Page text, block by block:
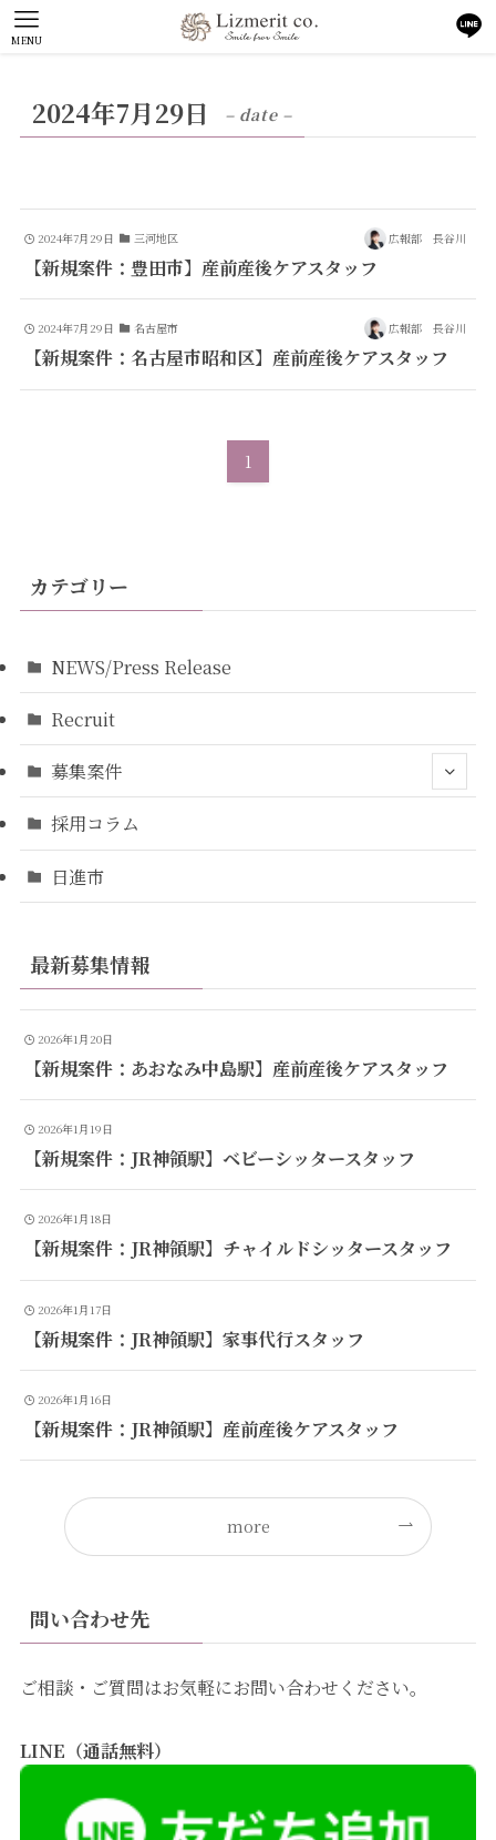
MENU
2024年7月29日 – date –
2024年7月29日 三河地区 広報部 長谷川
【新規案件：豊田市】産前産後ケアスタッフ
2024年7月29日 名古屋市 広報部 長谷川
【新規案件：名古屋市昭和区】産前産後ケアスタッフ
1
カテゴリー
NEWS/Press Release
Recruit
募集案件
採用コラム
日進市
最新募集情報
2026年1月20日
【新規案件：あおなみ中島駅】産前産後ケアスタッフ
2026年1月19日
【新規案件：JR神領駅】ベビーシッタースタッフ
2026年1月18日
【新規案件：JR神領駅】チャイルドシッタースタッフ
2026年1月17日
【新規案件：JR神領駅】家事代行スタッフ
2026年1月16日
【新規案件：JR神領駅】産前産後ケアスタッフ
more
問い合わせ先
ご相談・ご質問はお気軽にお問い合わせください。
LINE（通話無料）